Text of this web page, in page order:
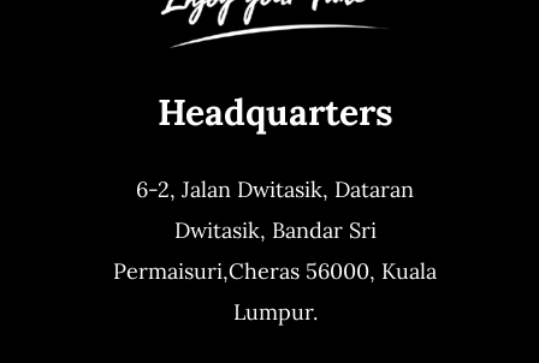
Headquarters
6-2, Jalan Dwitasik, Dataran
Dwitasik, Bandar Sri
Permaisuri,Cheras 56000, Kuala
Lumpur.